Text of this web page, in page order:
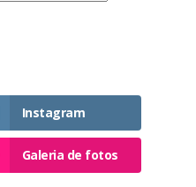
Instagram
Galeria de fotos